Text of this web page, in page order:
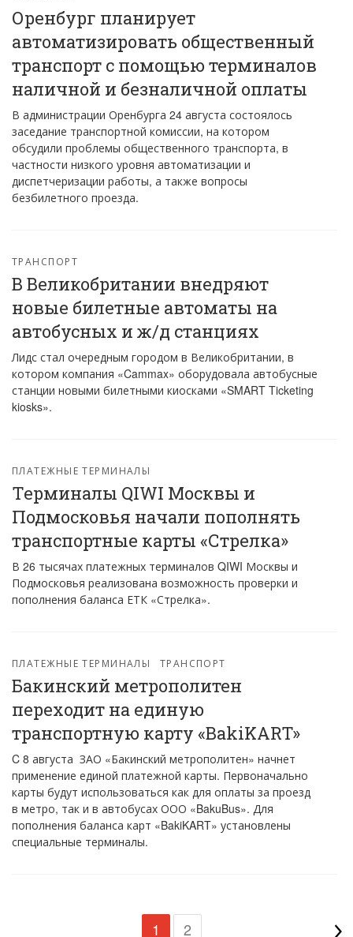
Оренбург планирует
автоматизировать общественный
транспорт с помощью терминалов
наличной и безналичной оплаты
В администрации Оренбурга 24 августа состоялось
заседание транспортной комиссии, на котором
обсудили проблемы общественного транспорта, в
частности низкого уровня автоматизации и
диспетчеризации работы, а также вопросы
безбилетного проезда.
ТРАНСПОРТ
В Великобритании внедряют
новые билетные автоматы на
автобусных и ж/д станциях
Лидс стал очередным городом в Великобритании, в
котором компания «Cammax» оборудовала автобусные
станции новыми билетными киосками «SMART Ticketing
kiosks».
ПЛАТЕЖНЫЕ ТЕРМИНАЛЫ
Терминалы QIWI Москвы и
Подмосковья начали пополнять
транспортные карты «Стрелка»
В 26 тысячах платежных терминалов QIWI Москвы и
Подмосковья реализована возможность проверки и
пополнения баланса ЕТК «Стрелка».
ПЛАТЕЖНЫЕ ТЕРМИНАЛЫ ТРАНСПОРТ
Бакинский метрополитен
переходит на единую
транспортную карту «BakiKART»
C 8 августа ЗАО «Бакинский метрополитен» начнет
применение единой платежной карты. Первоначально
карты будут использоваться как для оплаты за проезд
в метро, так и в автобусах ООО «BakuBus». Для
пополнения баланса карт «BakiKART» установлены
специальные терминалы.
1 2